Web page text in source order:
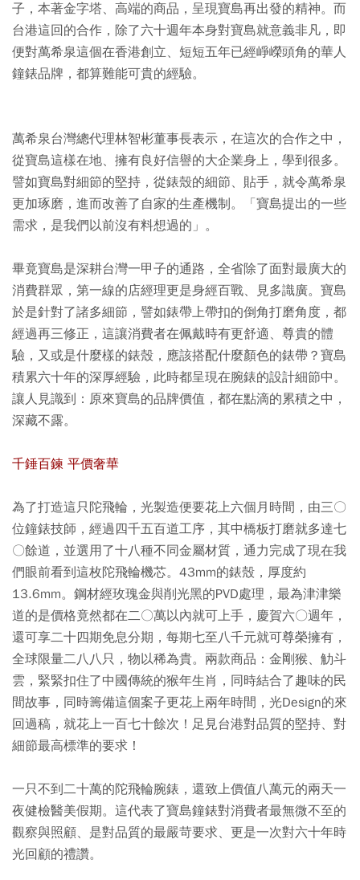
子，本著金字塔、高端的商品，呈現寶島再出發的精神。而
台港這回的合作，除了六十週年本身對寶島就意義非凡，即
便對萬希泉這個在香港創立、短短五年已經崢嶸頭角的華人
鐘錶品牌，都算難能可貴的經驗。
萬希泉台灣總代理林智彬董事長表示，在這次的合作之中，
從寶島這樣在地、擁有良好信譽的大企業身上，學到很多。
譬如寶島對細節的堅持，從錶殼的細節、貼手，就令萬希泉
更加琢磨，進而改善了自家的生產機制。「寶島提出的一些
需求，是我們以前沒有料想過的」。
畢竟寶島是深耕台灣一甲子的通路，全省除了面對最廣大的
消費群眾，第一線的店經理更是身經百戰、見多識廣。寶島
於是針對了諸多細節，譬如錶帶上帶扣的倒角打磨角度，都
經過再三修正，這讓消費者在佩戴時有更舒適、尊貴的體
驗，又或是什麼樣的錶殼，應該搭配什麼顏色的錶帶？寶島
積累六十年的深厚經驗，此時都呈現在腕錶的設計細節中。
讓人見識到：原來寶島的品牌價值，都在點滴的累積之中，
深藏不露。
千錘百鍊 平價奢華
為了打造這只陀飛輪，光製造便要花上六個月時間，由三〇
位鐘錶技師，經過四千五百道工序，其中橋板打磨就多達七
〇餘道，並選用了十八種不同金屬材質，通力完成了現在我
們眼前看到這枚陀飛輪機芯。43mm的錶殼，厚度約
13.6mm。鋼材經玫瑰金與削光黑的PVD處理，最為津津樂
道的是價格竟然都在二〇萬以內就可上手，慶賀六〇週年，
還可享二十四期免息分期，每期七至八千元就可尊榮擁有，
全球限量二八八只，物以稀為貴。兩款商品：金剛猴、觔斗
雲，緊緊扣住了中國傳統的猴年生肖，同時結合了趣味的民
間故事，同時籌備這個案子更花上兩年時間，光Design的來
回過稿，就花上一百七十餘次！足見台港對品質的堅持、對
細節最高標準的要求！
一只不到二十萬的陀飛輪腕錶，還致上價值八萬元的兩天一
夜健檢醫美假期。這代表了寶島鐘錶對消費者最無微不至的
觀察與照顧、是對品質的最嚴苛要求、更是一次對六十年時
光回顧的禮讚。